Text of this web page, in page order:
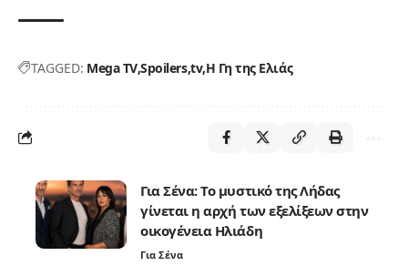
TAGGED: Mega TVSpoilerstv Η Γη της Ελιάς
Για Σένα: Το μυστικό της Λήδας
γίνεται η αρχή των εξελίξεων στην
οικογένεια Ηλιάδη
Για Σένα